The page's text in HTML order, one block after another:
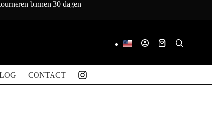
binnen 30 dagen
Winkelwagen
CONTACT